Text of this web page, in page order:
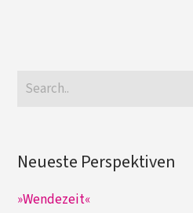
Neueste Perspektiven
»Wendezeit«